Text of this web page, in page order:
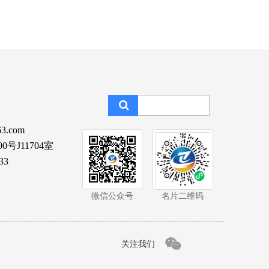
名片二维码
微信公众号
关注我们
号J11704室